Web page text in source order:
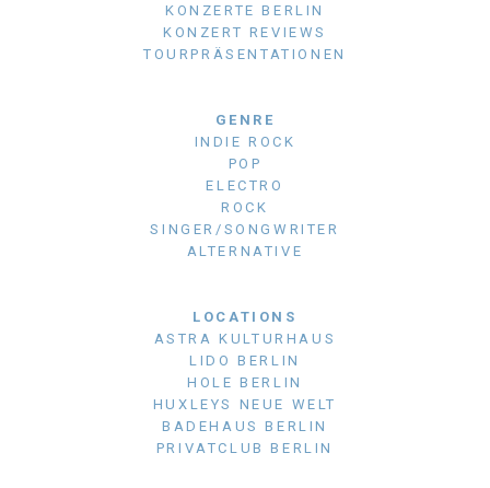
KONZERTE BERLIN
KONZERT REVIEWS
TOURPRÄSENTATIONEN
GENRE
INDIE ROCK
POP
ELECTRO
ROCK
SINGER/SONGWRITER
ALTERNATIVE
LOCATIONS
ASTRA KULTURHAUS
LIDO BERLIN
HOLE BERLIN
HUXLEYS NEUE WELT
BADEHAUS BERLIN
PRIVATCLUB BERLIN